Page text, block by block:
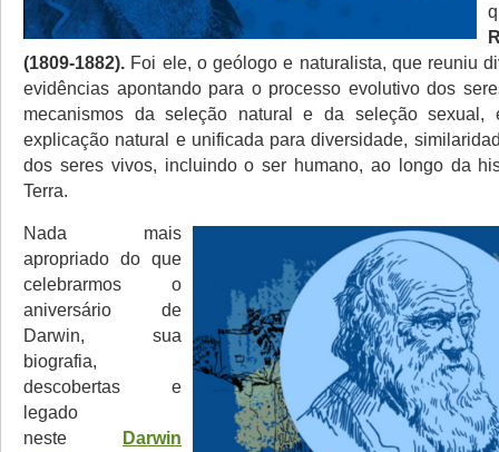
(1809-1882). Foi ele, o geólogo e naturalista, que reuniu
evidências apontando para o processo evolutivo dos
mecanismos da seleção natural e da seleção sexual,
explicação natural e unificada para diversidade,
dos seres vivos, incluindo o ser humano, ao longo da
Terra.
Nada mais
apropriado do que
celebrarmos o
aniversário de
Darwin, sua
biografia,
descobertas e
legado
neste Darwin